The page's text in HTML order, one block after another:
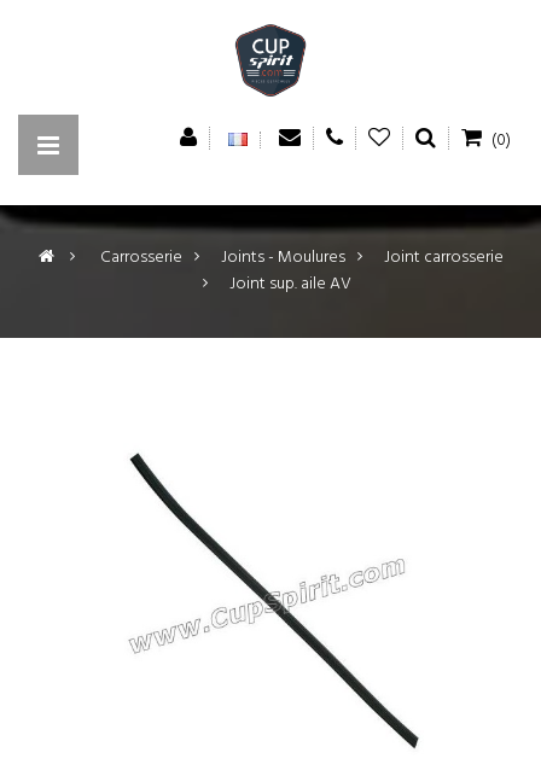
(0)
> Carrosserie > Joints - Moulures >
Joint carrosserie
>
Joint sup. aile AV